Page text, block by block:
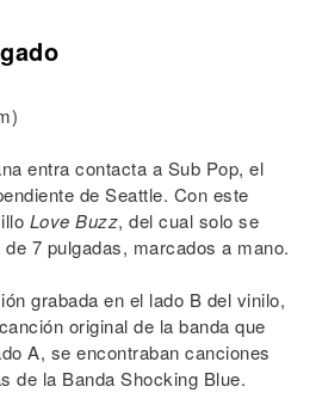
entra contacta a Sub Pop, el
de Seattle. Con este
Love Buzz, del cual solo se
7 pulgadas, marcados a mano.
grabada en el lado B del vinilo,
original de la banda que
A, se encontraban canciones
de la Banda Shocking Blue.